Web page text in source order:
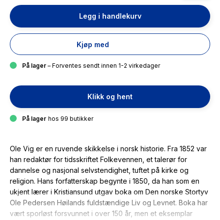
Legg i handlekurv
Kjøp med
På lager – Forventes sendt innen 1-2 virkedager
Klikk og hent
På lager hos 99 butikker
Ole Vig er en ruvende skikkelse i norsk historie. Fra 1852 var
han redaktør for tidsskriftet Folkevennen, et talerør for
dannelse og nasjonal selvstendighet, tuftet på kirke og
religion. Hans forfatterskap begynte i 1850, da han som en
ukjent lærer i Kristiansund utgav boka om Den norske Stortyv
Ole Pedersen Høilands fuldstændige Liv og Levnet. Boka har
vært sporløst forsvunnet i over 150 år, men et eksemplar